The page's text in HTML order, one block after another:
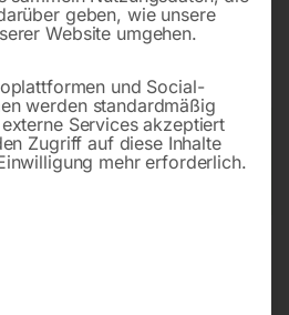
36/2026
(Österreich):€40,00
gelten für Österreich.
geben, wie unsere
Website umgehen.
und Social-
werden standardmäßig
Services akzeptiert
Zugriff auf diese Inhalte
mehr erforderlich.